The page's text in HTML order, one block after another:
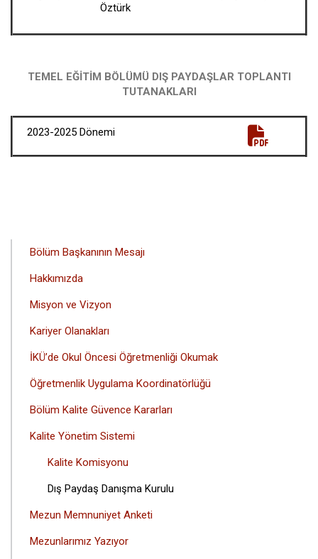
Öztürk
TEMEL EĞİTİM BÖLÜMÜ DIŞ PAYDAŞLAR TOPLANTI
TUTANAKLARI
2023-2025 Dönemi
ANA
MENÜSÜ
Bölüm Başkanının Mesajı
Hakkımızda
Misyon ve Vizyon
Kariyer Olanakları
İKÜ’de Okul Öncesi Öğretmenliği Okumak
Öğretmenlik Uygulama Koordinatörlüğü
Bölüm Kalite Güvence Kararları
Kalite Yönetim Sistemi
Kalite Komisyonu
Dış Paydaş Danışma Kurulu
Mezun Memnuniyet Anketi
Mezunlarımız Yazıyor